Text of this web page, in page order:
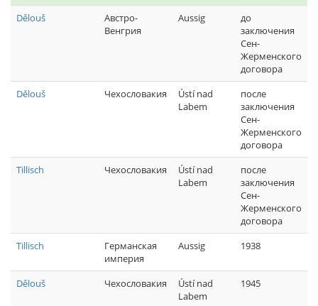
Dělouš
Австро-
Венгрия
Aussig
до
заключения
Сен-
Жерменского
договора
Dělouš
Чехословакия
Ústí nad
Labem
после
заключения
Сен-
Жерменского
договора
Tillisch
Чехословакия
Ústí nad
Labem
после
заключения
Сен-
Жерменского
договора
Tillisch
Германская
империя
Aussig 1938
Dělouš Чехословакия
Ústí nad
Labem
1945